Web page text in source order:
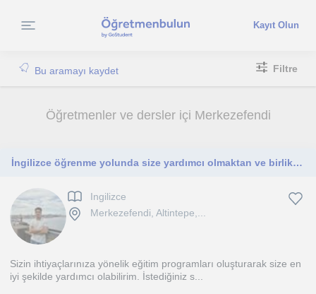
Kayıt Olun
Bu aramayı kaydet Filtre
Öğretmenler ve dersler içi Merkezefendi
İngilizce öğrenme yolunda size yardımcı olmaktan ve birlikte gelişim göstermekten mutluluk duyarım
Ingilizce
Merkezefendi, Altintepe,...
Sizin ihtiyaçlarınıza yönelik eğitim programları oluşturarak size en
iyi şekilde yardımcı olabilirim. İstediğiniz s...